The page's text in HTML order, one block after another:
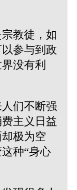
教徒，如
参与到政
没有利
们不断强
主义日益
极为空
种“身心